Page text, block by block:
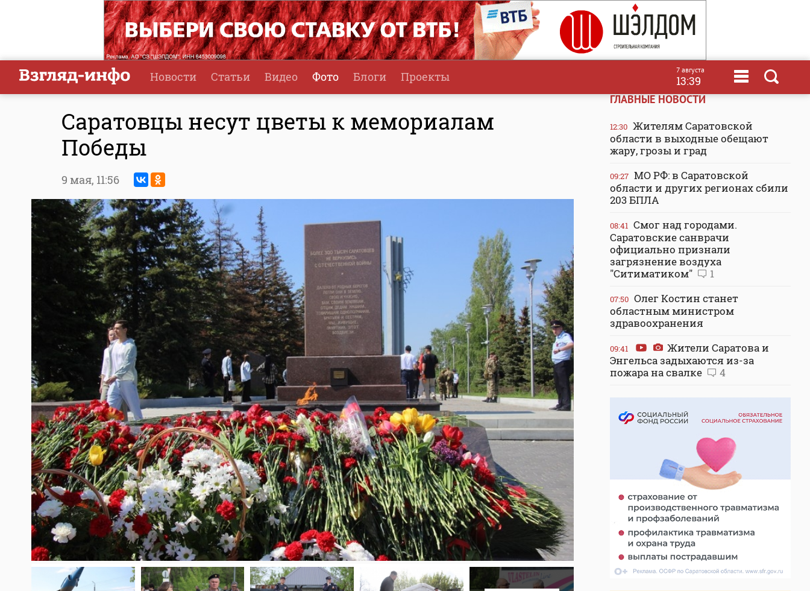
Новости Статьи Видео Фото Блоги Проекты 7 августа
13:39
Саратовцы несут цветы к мемориалам
Победы
9 мая, 11:56
ГЛАВНЫЕ НОВОСТИ
12:30 Жителям Саратовской
области в выходные обещают
жару, грозы и град
09:27 МО РФ: в Саратовской
области и других регионах сбили
203 БПЛА
08:41 Смог над городами.
Саратовские санврачи
официально признали
загрязнение воздуха
"Ситиматиком"
1
07:50 Олег Костин станет
областным министром
здравоохранения
09:41
Жители Саратова и
Энгельса задыхаются из-за
пожара на свалке
4